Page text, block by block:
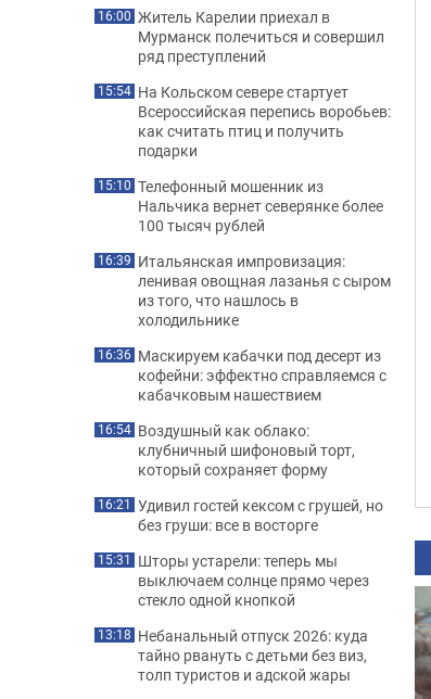
16:00 Житель Карелии приехал в
Мурманск полечиться и совершил
ряд преступлений
15:54 На Кольском севере стартует
Всероссийская перепись воробьев:
как считать птиц и получить
подарки
15:10 Телефонный мошенник из
Нальчика вернет северянке более
100 тысяч рублей
16:39 Итальянская импровизация:
ленивая овощная лазанья с сыром
из того, что нашлось в
холодильнике
16:36 Маскируем кабачки под десерт из
кофейни: эффектно справляемся с
кабачковым нашествием
16:54 Воздушный как облако:
клубничный шифоновый торт,
который сохраняет форму
16:21 Удивил гостей кексом с грушей, но
без груши: все в восторге
15:31 Шторы устарели: теперь мы
выключаем солнце прямо через
стекло одной кнопкой
13:18 Небанальный отпуск 2026: куда
тайно рвануть с детьми без виз,
толп туристов и адской жары